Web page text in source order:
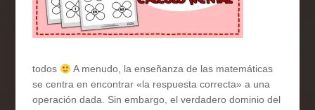
todos
A menudo, la enseñanza de las matemáticas
se centra en encontrar «la respuesta correcta» a una
operación dada. Sin embargo, el verdadero dominio del